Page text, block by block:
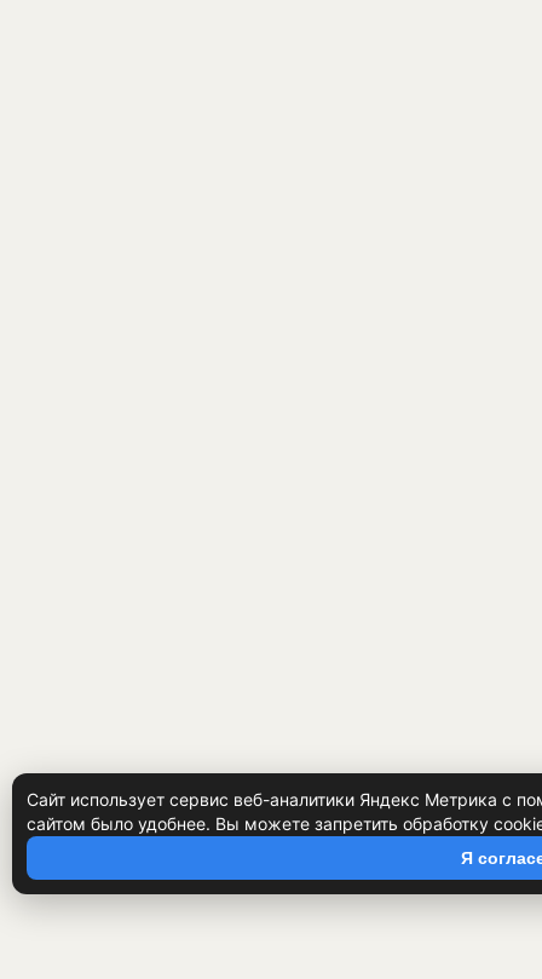
Сайт использует сервис веб-аналитики Яндекс Метрика с
сайтом было удобнее. Вы можете запретить обработку
Я